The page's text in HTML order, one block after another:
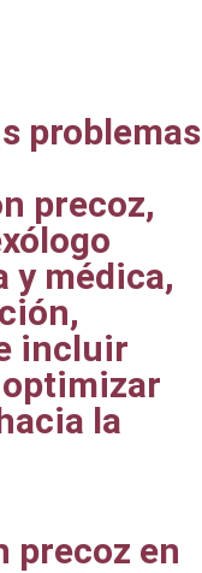
problemas
precoz,
y médica,
incluir
la
precoz en